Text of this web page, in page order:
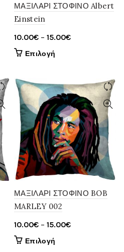
ΜΑΞΙΛΑΡΙ ΣΤΟΦΙΝΟ Albert
Einstein
10.00€ – 15.00€Price
15.00€
Επιλογή
έχει
πολλαπλές
παραλλαγές.
Οι
επιλογές
μπορούν
να
επιλεγούν
στη
του
προϊόντος
ΜΑΞΙΛΑΡΙ ΣΤΟΦΙΝΟ BOB
MARLEY 002
10.00€ – 15.00€Price
Επιλογή